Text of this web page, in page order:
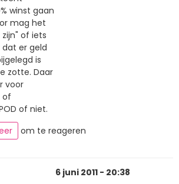
winst gaan
mag het
of iets
dat er geld
is
zotte. Daar
voor
of
of niet.
om te reageren
6 juni 2011 - 20:38